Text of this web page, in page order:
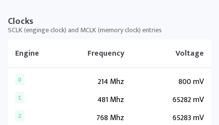
Clocks
SCLK (enginge clock) and MCLK (memory clock) entries
Engine Frequency Voltage
0 214 Mhz 800 mV
1 481 Mhz 65282 mV
2 768 Mhz 65283 mV